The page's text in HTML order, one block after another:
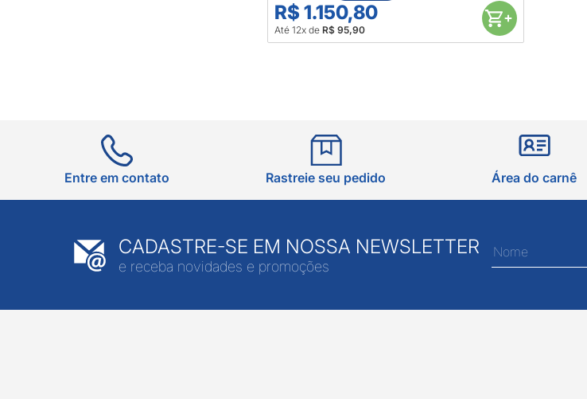
R$ 1.150,80
Até 12x deR$ 95,90
Entre em contato Rastreie seu pedido Área do carnê
CADASTRE-SE EM NOSSA NEWSLETTER
e receba novidades e promoções